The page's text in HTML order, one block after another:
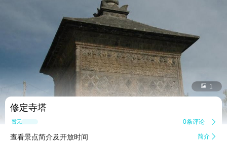
 1
修定寺塔
暂无点评 0条评论 
查看景点简介及开放时间 简介 